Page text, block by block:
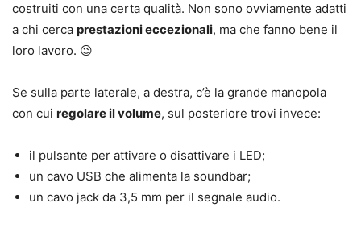
costruiti con una certa qualità. Non sono ovviamente adatti
a chi cerca prestazioni eccezionali, ma che fanno bene il
loro lavoro. 😉
Se sulla parte laterale, a destra, c’è la grande manopola
con cui regolare il volume, sul posteriore trovi invece:
il pulsante per attivare o disattivare i LED;
un cavo USB che alimenta la soundbar;
un cavo jack da 3,5 mm per il segnale audio.